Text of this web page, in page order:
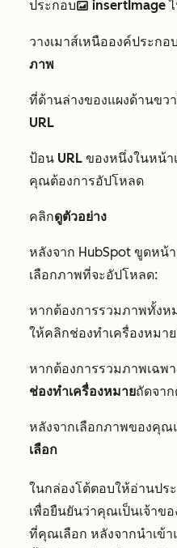
ประกอบ insertImage insertImage
วางเมาส์เหนือองค์ประก
ภาพ
ที่ด้านล่างของแผงด้านขว
URL
ป้อน URL ของหนึ่งในหน้
คุณต้องการอัปโหลด
คลิกดูตัวอย่าง
หลังจาก HubSpot ขูดหน้
เลือกภาพที่จะอัปโหลด:
หากต้องการรวมภาพทั้งห
ให้คลิกช่องทำเครื่องหมาย
หากต้องการรวมภาพเฉพ
ช่องทำเครื่องหมายถัดจา
หลังจากเลือกภาพของคุณ
เลือก
ในกล่องโต้ตอบให้อ่านปร
เพื่อยืนยันว่าคุณเป็นเจ้าข
ที่คุณเลือก หลังจากนำเข้